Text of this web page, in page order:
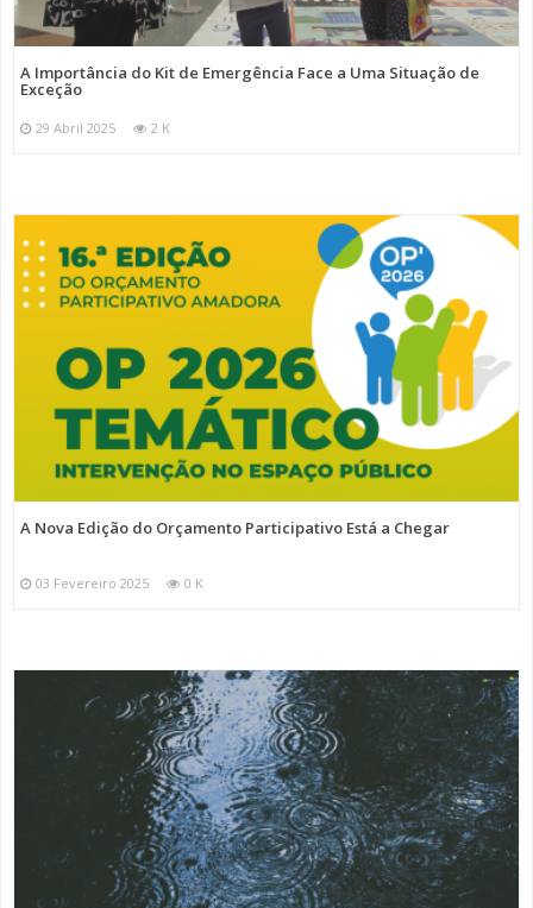
A Importância do Kit de Emergência Face a Uma Situação de
Exceção
29 Abril 2025 2 K
A Nova Edição do Orçamento Participativo Está a Chegar
03 Fevereiro 2025 0 K